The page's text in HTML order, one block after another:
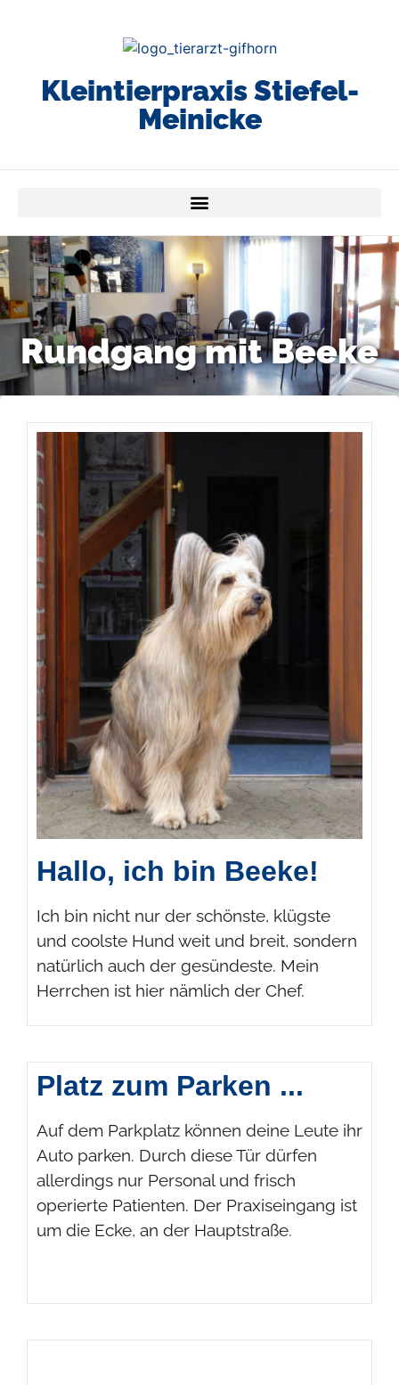
Kleintierpraxis Stiefel-
Meinicke
Rundgang mit Beeke
Hallo, ich bin Beeke!
Ich bin nicht nur der schönste, klügste
und coolste Hund weit und breit, sondern
natürlich auch der gesündeste. Mein
Herrchen ist hier nämlich der Chef.
Platz zum Parken ...
Auf dem Parkplatz können deine Leute ihr
Auto parken. Durch diese Tür dürfen
allerdings nur Personal und frisch
operierte Patienten. Der Praxiseingang ist
um die Ecke, an der Hauptstraße.